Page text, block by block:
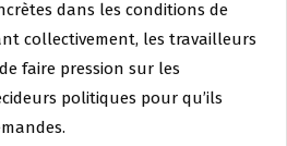
dans les conditions de
collectivement, les travailleurs
faire pression sur les
politiques pour qu’ils